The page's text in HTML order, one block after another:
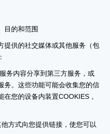
目的和范围
提供的社交媒体或其他服务（包
务内容分享到第三方服务，或
务。这些功能可能会收集您的信
您的设备内装置COOKIES，
方式向您提供链接，使您可以